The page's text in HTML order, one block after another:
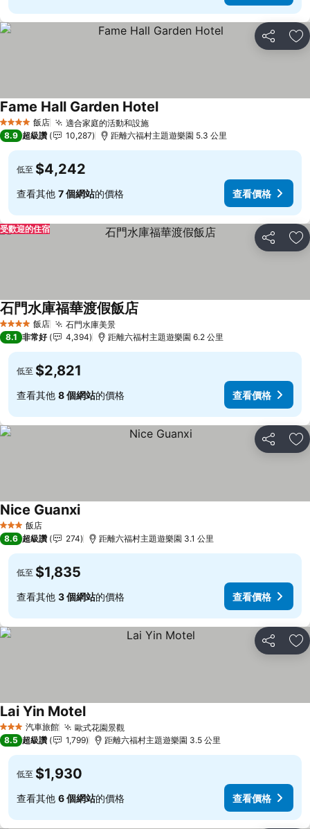
分享 加
4 星級 飯店 適合家庭的活動和設施
Fame Hall Garden Hotel
8.9 超級讚 10,287 距離六福村主題遊樂園 5.3 公里
低至 $4,242
查看其他 7 個網站的價格 查看價格
分享 加
受歡迎的住宿
4 星級 飯店 石門水庫美景
石門水庫福華渡假飯店
8.1 非常好 4,394 距離六福村主題遊樂園 6.2 公里
低至 $2,821
查看其他 8 個網站的價格 查看價格
分享 加
3 星級 飯店
Nice Guanxi
8.6 超級讚 274 距離六福村主題遊樂園 3.1 公里
低至 $1,835
查看其他 3 個網站的價格 查看價格
分享 加
3 星級 汽車旅館 歐式花園景觀
Lai Yin Motel
8.5 超級讚 1,799 距離六福村主題遊樂園 3.5 公里
低至 $1,930
查看其他 6 個網站的價格 查看價格